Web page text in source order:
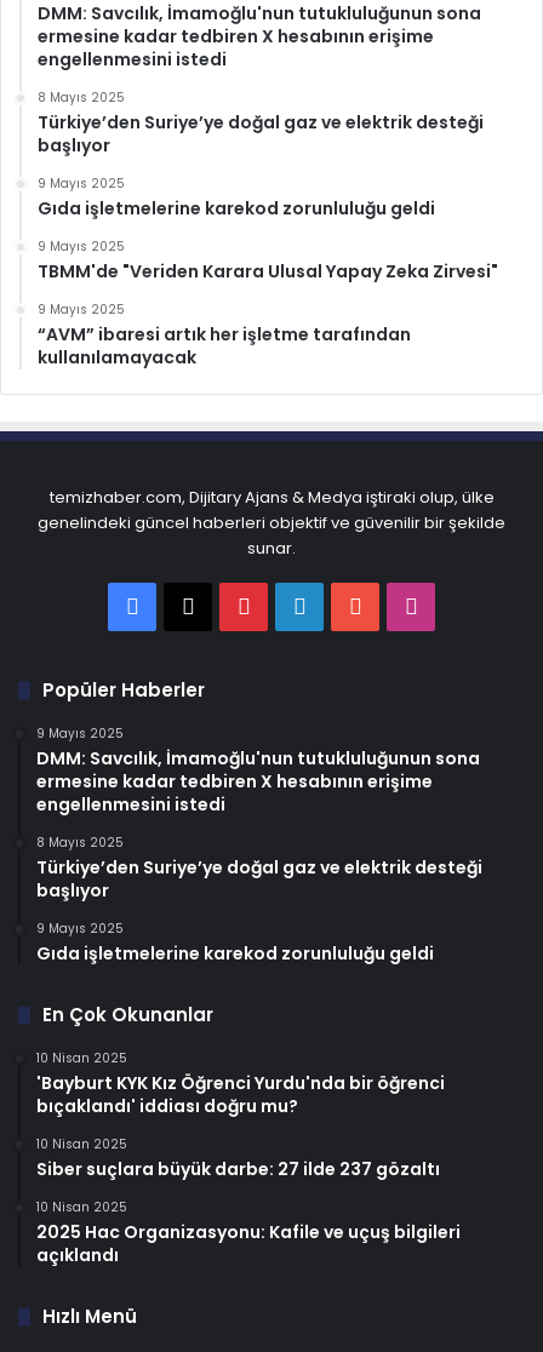
DMM: Savcılık, İmamoğlu'nun tutukluluğunun sona
ermesine kadar tedbiren X hesabının erişime
engellenmesini istedi
8 Mayıs 2025
Türkiye’den Suriye’ye doğal gaz ve elektrik desteği
başlıyor
9 Mayıs 2025
Gıda işletmelerine karekod zorunluluğu geldi
9 Mayıs 2025
TBMM'de "Veriden Karara Ulusal Yapay Zeka Zirvesi"
9 Mayıs 2025
“AVM” ibaresi artık her işletme tarafından
kullanılamayacak
temizhaber.com, Dijitary Ajans & Medya iştiraki olup, ülke
genelindeki güncel haberleri objektif ve güvenilir bir şekilde
sunar.
Facebook
X PinterestLinkedInYouTube
Popüler Haberler
9 Mayıs 2025
DMM: Savcılık, İmamoğlu'nun tutukluluğunun sona
ermesine kadar tedbiren X hesabının erişime
engellenmesini istedi
8 Mayıs 2025
Türkiye’den Suriye’ye doğal gaz ve elektrik desteği
başlıyor
9 Mayıs 2025
Gıda işletmelerine karekod zorunluluğu geldi
En Çok Okunanlar
10 Nisan 2025
'Bayburt KYK Kız Öğrenci Yurdu'nda bir öğrenci
bıçaklandı' iddiası doğru mu?
10 Nisan 2025
Siber suçlara büyük darbe: 27 ilde 237 gözaltı
10 Nisan 2025
2025 Hac Organizasyonu: Kafile ve uçuş bilgileri
açıklandı
Hızlı Menü